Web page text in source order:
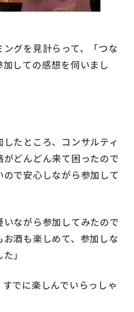
グを見計らって、「つな
しての感想を伺いまし
したところ、コンサルティ
どんどん来て困ったので
で安心しながら参加して
いながら参加してみたので
酒も楽しめて、参加しな
」
でに楽しんでいらっしゃ